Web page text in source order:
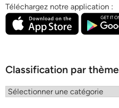
Téléchargez notre application :
Classification par thème
Classification